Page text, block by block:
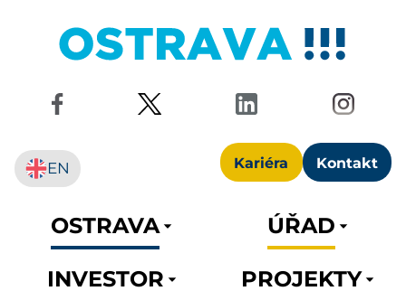
Kariéra Kontakt
EN
OSTRAVA
ÚŘAD
INVESTOR
PROJEKTY